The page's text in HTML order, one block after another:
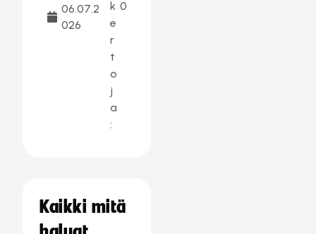
06.07.2
026
k
e
r
t
o
j
a
:
0
Kaikki mitä